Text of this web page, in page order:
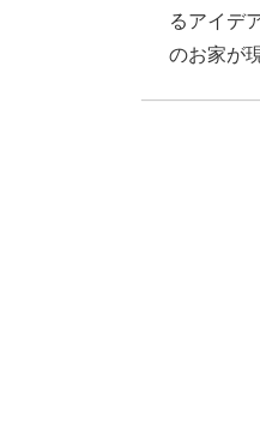
るアイデ
のお家が